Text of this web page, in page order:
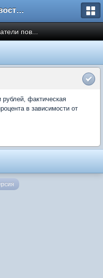
Форум Новостройки
пов...
рублей, фактическая
в зависимости от